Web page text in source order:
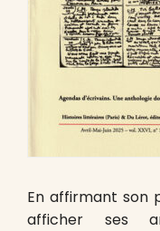
En affirmant son
afficher ses